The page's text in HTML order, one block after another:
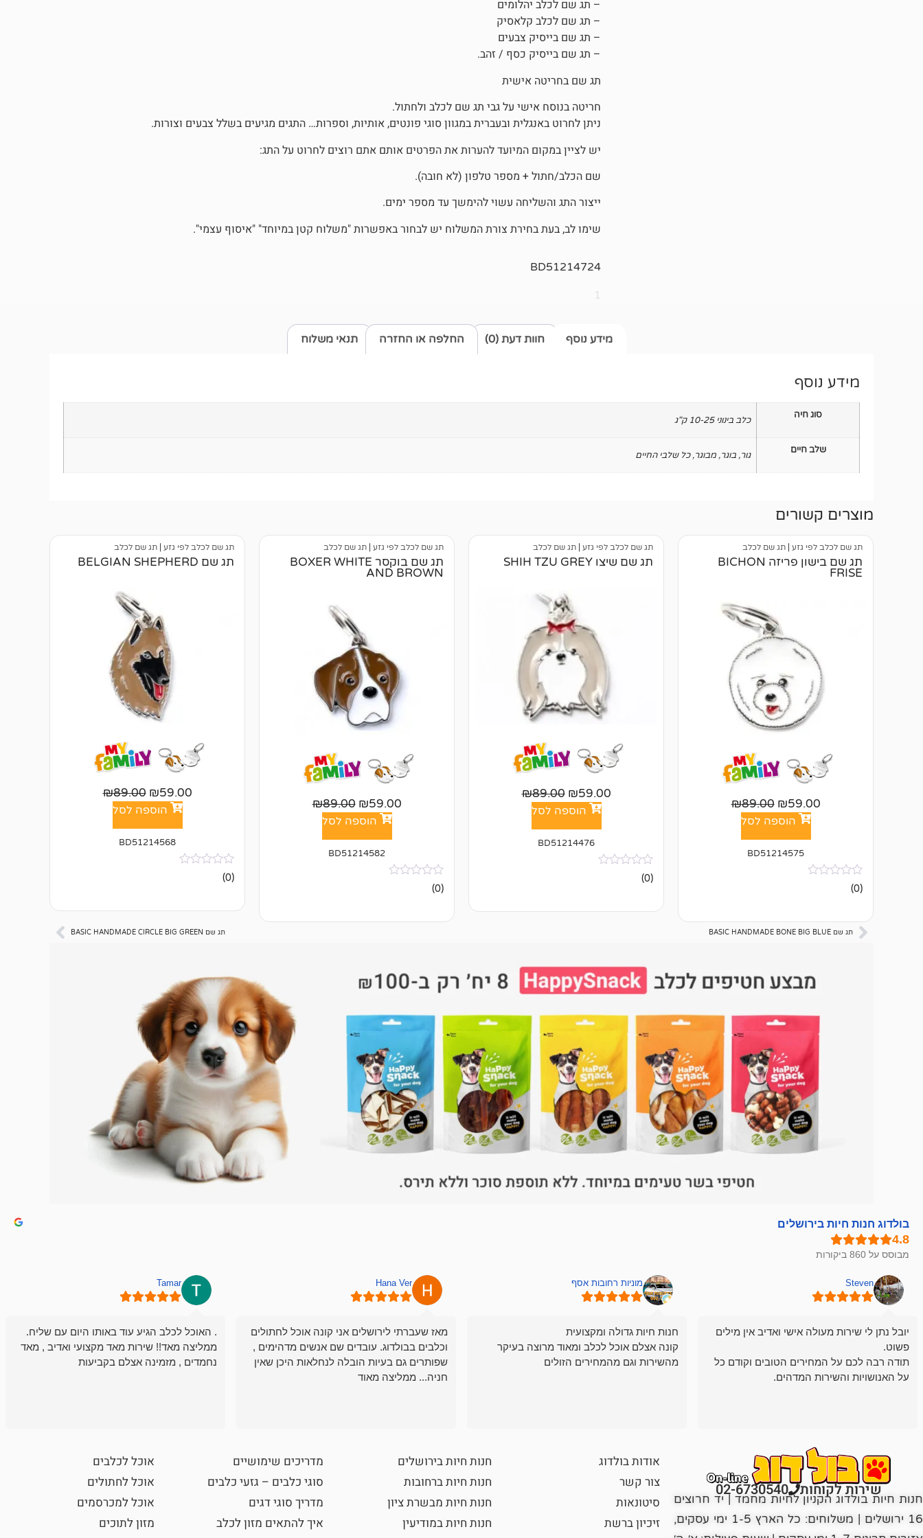
– תג שם לכלב יהלומים
– תג שם לכלב קלאסיק
– תג שם בייסיק צבעים
– תג שם בייסיק כסף / זהב.
תג שם בחריטה אישית
חריטה בנוסח אישי על גבי תג שם לכלב ולחתול.
ניתן לחרוט באנגלית ובעברית במגוון סוגי פונטים, אותיות, וספרות… התגים מגיעים בשלל צבעים וצורות.
יש לציין במקום המיועד להערות את הפרטים אותם אתם רוצים לחרוט על התג:
שם הכלב/חתול + מספר טלפון (לא חובה).
ייצור התג והשליחה עשוי להימשך עד מספר ימים.
שימו לב, בעת בחירת צורת המשלוח יש לבחור באפשרות "משלוח קטן במיוחד" "איסוף עצמי".
BD51214724
1
מידע נוסף תנאי משלוח חוות דעת (0) החלפה או החזרה
מידע נוסף
סוג חיה כלב בינוני 10-25 ק"ג
שלב חיים גור, בוגר, מבוגר,כל שלבי החיים
מוצרים קשורים
תג שם לכלב לפי גזע תג שם לכלב
תג שם בישון פריזה BICHON
FRISE
₪59.00
₪89.00
הוספה לסל
BD51214575
אין
ביקורות
(0)
תג שם לכלב לפי גזע תג שם לכלב
תג שם שיצו SHIH TZU GREY
₪59.00
₪89.00
הוספה לסל
BD51214476
אין
ביקורות
(0)
תג שם לכלב לפי גזע תג שם לכלב
תג שם בוקסר BOXER WHITE
AND BROWN
₪59.00
₪89.00
הוספה לסל
BD51214582
אין
ביקורות
(0)
תג שם לכלב לפי גזע תג שם לכלב
תג שם BELGIAN SHEPHERD
₪59.00
₪89.00
הוספה לסל
BD51214568
אין
ביקורות
(0)
תג שם BASIC HANDMADE BONE BIG BLUE תג שם BASIC HANDMADE CIRCLE BIG GREEN
בולדוג חנות חיות בירושלים
מבוסס על 860 ביקורות
Steven
יובל נתן לי שירות מעולה אישי ואדיב אין מילים
פשוט.
תודה רבה לכם על המחירים הטובים וקודם כל
על האנושויות והשירות המדהים.
מוניות רחובות אסף
חנות חיות גדולה ומקצועית
קונה אצלם אוכל לכלב ומאוד מרוצה בעיקר
מהשירות וגם מהמחירים הזולים
Hana Ver
מאז שעברתי לירושלים אני קונה אוכל לחתולים
וכלבים בבולדוג. עובדים שם אנשים מדהימים ,
שפותרים גם בעיות הובלה לנחלאות היכן שאין
חניה... ממליצה מאוד
Tamar
. האוכל לכלב הגיע עוד באותו היום עם שליח.
ממליצה מאד!! שירות מאד מקצועי ואדיב , מאד
נחמדים , מזמינה אצלם בקביעות
שירות לקוחות 02-6730540
חנות חיות בולדוג הקניון לחיות מחמד | יד חרוצים
16 ירושלים | משלוחים: כל הארץ 1-5 ימי עסקים,
אודות בולדוג
צור קשר
סיטונאות
זיכיון ברשת
חנות חיות בירושלים
חנות חיות ברחובות
חנות חיות מבשרת ציון
חנות חיות במודיעין
מדריכים שימושיים
סוגי כלבים – גזעי כלבים
מדריך סוגי דגים
איך להתאים מזון לכלב
אוכל לכלבים
אוכל לחתולים
אוכל למכרסמים
מזון לתוכים